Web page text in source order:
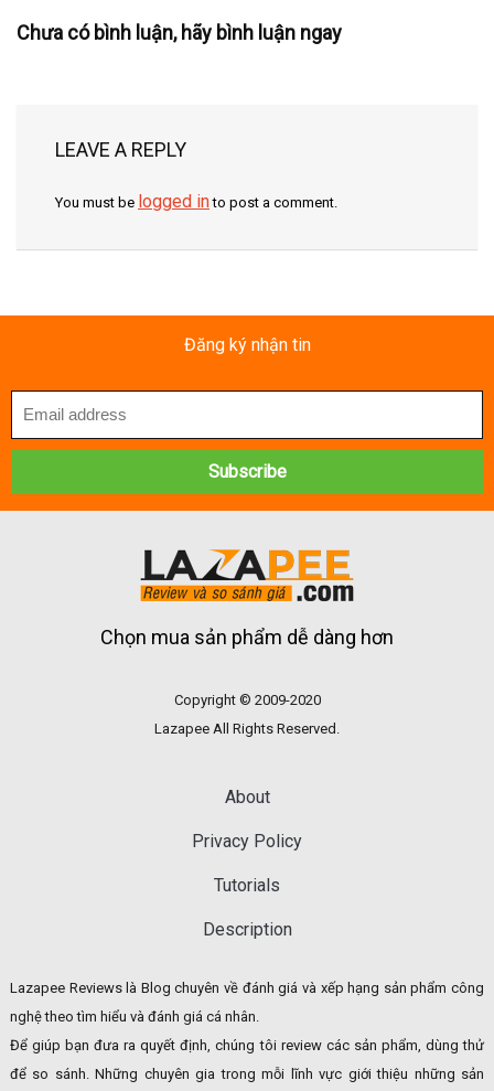
Chưa có bình luận, hãy bình luận ngay
LEAVE A REPLY
You must be logged into post a comment.
Đăng ký nhận tin
Chọn mua sản phẩm dễ dàng hơn
Copyright © 2009-2020
Lazapee All Rights Reserved.
About
Privacy Policy
Tutorials
Description
Lazapee Reviews là Blog chuyên về đánh giá và xếp hạng sản phẩm công
nghệ theo tìm hiểu và đánh giá cá nhân.
Để giúp bạn đưa ra quyết định, chúng tôi review các sản phẩm, dùng thử
để so sánh. Những chuyên gia trong mỗi lĩnh vực giới thiệu những sản